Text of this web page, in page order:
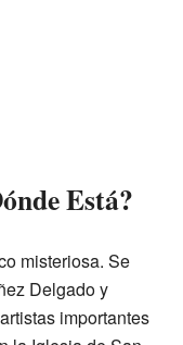
Está?
misteriosa. Se
Delgado y
importantes